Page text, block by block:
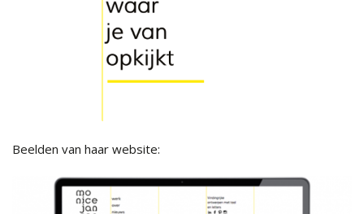
Beelden van haar website: